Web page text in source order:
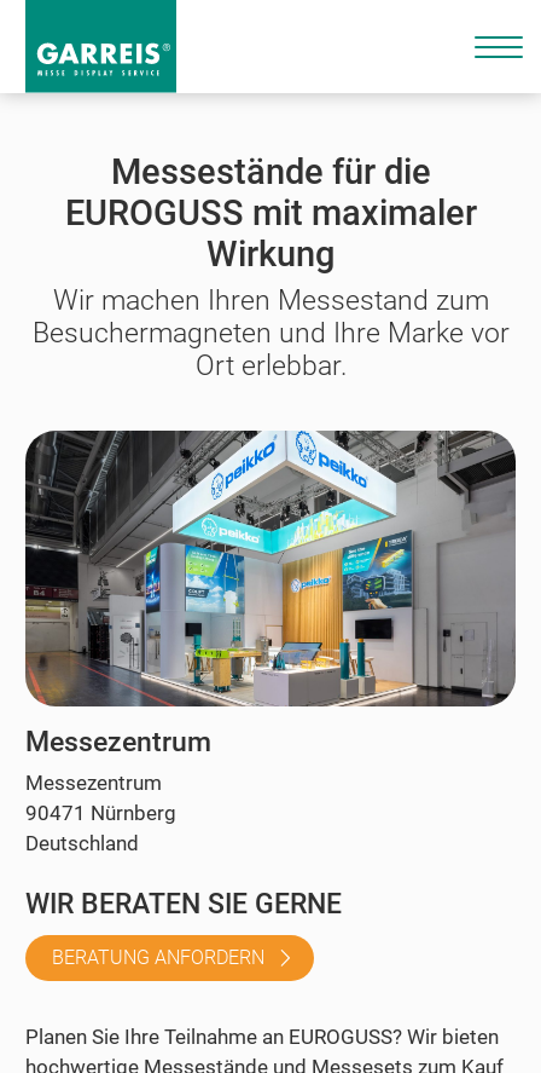
Messestände für die
EUROGUSS mit maximaler
Wirkung
Wir machen Ihren Messestand zum
Besuchermagneten und Ihre Marke vor
Ort erlebbar.
Messezentrum
Messezentrum
90471 Nürnberg
Deutschland
WIR BERATEN SIE GERNE
BERATUNG ANFORDERN
Planen Sie Ihre Teilnahme an EUROGUSS? Wir bieten
hochwertige Messestände und Messesets zum Kauf